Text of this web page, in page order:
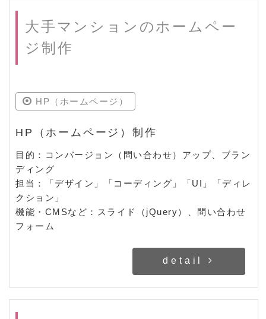
大手マンションのホームペー
ジ制作
HP（ホームページ）
HP（ホームページ）制作
目的：コンバージョン（問い合わせ）アップ、ブラン
ディング
担当：「デザイン」「コーディング」「UI」「ディレ
クション」
機能・CMSなど：スライド（jQuery）、問い合わせ
フォーム
detail